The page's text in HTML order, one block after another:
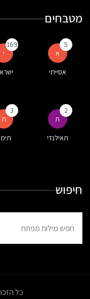
מטבחים
א
5
אסייתי
י
169
ת
2
תאילנדי
ת
3
חיפוש
עבור
כל